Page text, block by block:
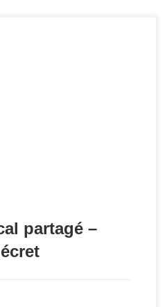
partagé –